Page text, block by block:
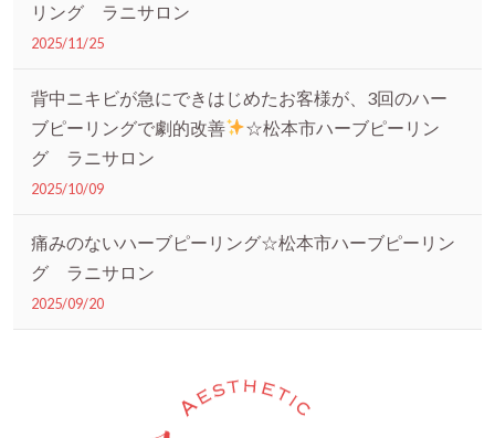
リング ラニサロン
2025/11/25
背中ニキビが急にできはじめたお客様が、3回のハー
ブピーリングで劇的改善
☆松本市ハーブピーリン
グ ラニサロン
2025/10/09
痛みのないハーブピーリング☆松本市ハーブピーリン
グ ラニサロン
2025/09/20